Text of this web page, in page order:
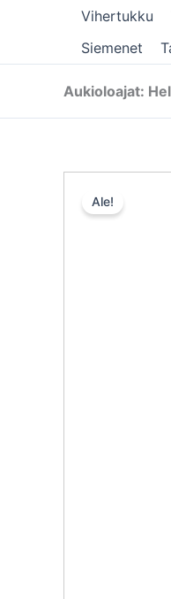
Vihertukku
Siemenet
Aukioloajat:
Ale!